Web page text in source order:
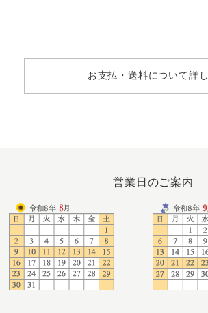
お支払・送料について詳し
営業日のご案内